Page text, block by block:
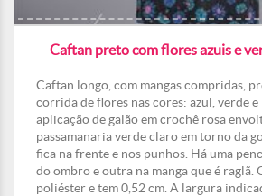
Caftan preto com flores azuis e
Caftan longo, com mangas compridas,
corrida de flores nas cores: azul, verde e
aplicação de galão em crochê rosa
passamanaria verde claro em torno da
fica na frente e nos punhos. Há uma
do ombro e outra na manga que é raglã.
poliéster e tem 0,52 cm. A largura